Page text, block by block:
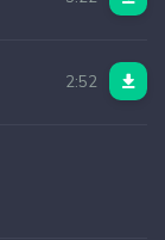
2:52